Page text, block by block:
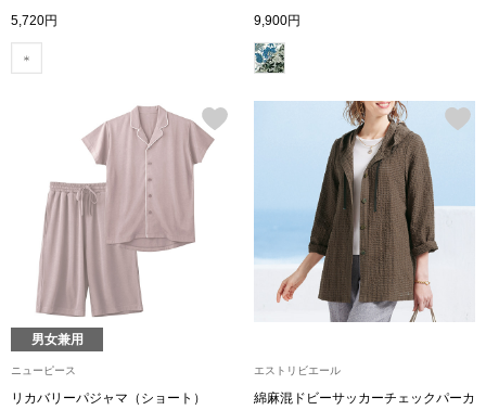
アクセサリー
ン雑貨
その他
シューズ
スリップオン
レースアップ
5,720円
9,900円
男女兼用
ニューピース
リカバリーパジャマ（ショート）
エストリビエール
綿麻混ドビーサッカーチェックパーカ